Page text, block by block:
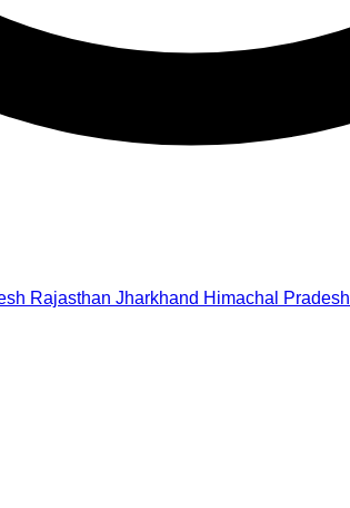
Rajasthan Jharkhand Himachal Pradesh